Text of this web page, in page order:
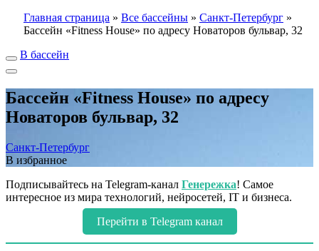
Главная страница » Все бассейны » Санкт-Петербург »
Бассейн «Fitness House» по адресу Новаторов бульвар, 32
В бассейн
Бассейн «Fitness House» по адресу
Новаторов бульвар, 32
Санкт-Петербург
В избранное
Подписывайтесь на Telegram-канал Генережка! Самое
интересное из мира технологий, нейросетей, IT и бизнеса.
Перейти в Telegram канал